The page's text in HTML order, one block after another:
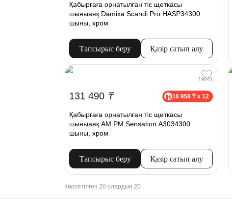
Қабырғаға орнатылған тіс щеткасы
шыныаяқ Damixa Scandi Pro HASP34300
шыны, хром
Тапсырыс беру Қазір сатып алу
19041
131 490 ₸ 10 958 ₸ x 12
Қабырғаға орнатылған тіс щеткасы
шыныаяқ AM.PM Sensation A3034300
шыны, хром
Тапсырыс беру Қазір сатып алу
Көрсетілген 20 олардың 20